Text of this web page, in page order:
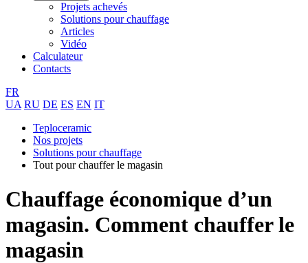
Projets achevés
Solutions pour chauffage
Articles
Vidéo
Calculateur
Contacts
FR
UA RU DE ES EN IT
Teploceramic
Nos projets
Solutions pour chauffage
Tout pour chauffer le magasin
Chauffage économique d’un
magasin. Comment chauffer le
magasin